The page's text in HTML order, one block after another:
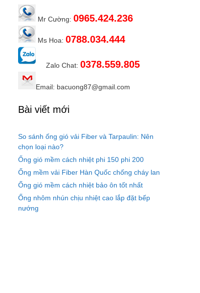
Mr Cường: 0965.424.236
Ms Hoa: 0788.034.444
Zalo Chat: 0378.559.805
Email: bacuong87@gmail.com
Bài viết mới
So sánh ống gió vải Fiber và Tarpaulin: Nên
chọn loại nào?
Ống gió mềm cách nhiệt phi 150 phi 200
Ống mềm vải Fiber Hàn Quốc chống cháy lan
Ống gió mềm cách nhiệt bảo ôn tốt nhất
Ống nhôm nhún chịu nhiệt cao lắp đặt bếp
nướng